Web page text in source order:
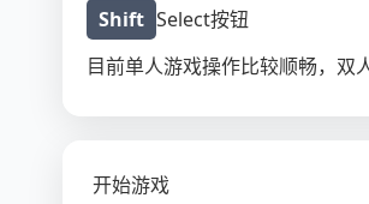
Shift Select按钮
目前单人游戏操作比较顺畅，双
开始游戏